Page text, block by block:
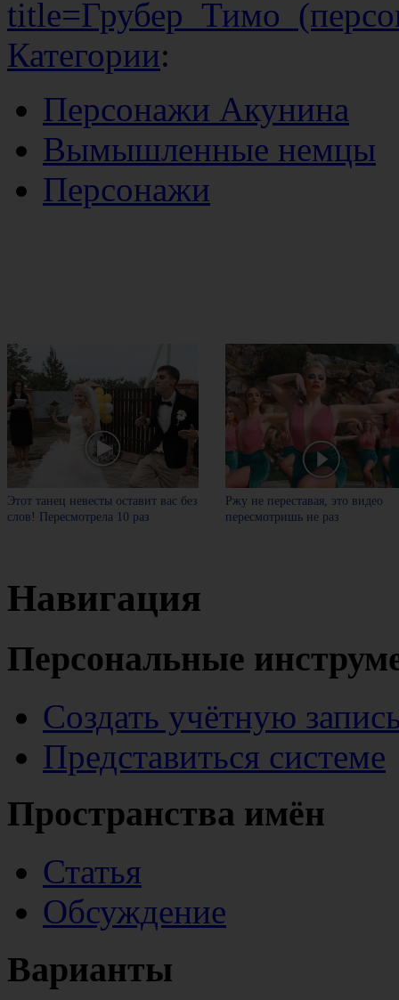
Категории:
Персонажи Акунина
Вымышленные немцы
Персонажи
Этот танец невесты оставит вас без
слов! Пересмотрела 10 раз
Ржу не переставая, это видео
пересмотришь не раз
Навигация
Персональные
Создать учётную
Представиться системе
Пространства имён
Статья
Обсуждение
Варианты